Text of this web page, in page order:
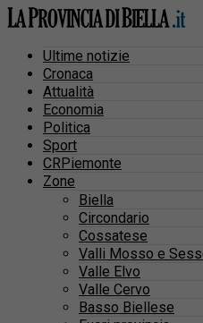
Ultime notizie
Cronaca
Attualità
Economia
Politica
Sport
CRPiemonte
Zone
Biella
Circondario
Cossatese
Valli Mosso e
Valle Elvo
Valle Cervo
Basso Biellese